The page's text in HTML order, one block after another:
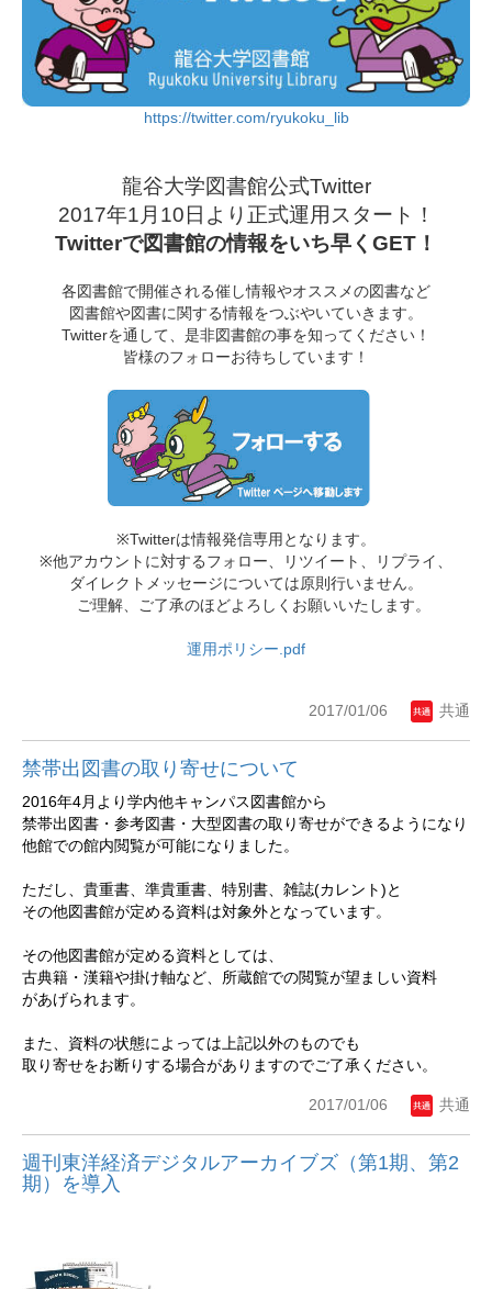
https://twitter.com/ryukoku_lib
龍谷大学図書館公式Twitter
2017年1月10日より正式運用スタート！
Twitterで図書館の情報をいち早くGET！
各図書館で開催される催し情報やオススメの図書など
図書館や図書に関する情報をつぶやいていきます。
Twitterを通して、是非図書館の事を知ってください！
皆様のフォローお待ちしています！
※Twitterは情報発信専用となります。
※他アカウントに対するフォロー、リツイート、リプライ、
ダイレクトメッセージについては原則行いません。
ご理解、ご了承のほどよろしくお願いいたします。
運用ポリシー.pdf
2017/01/06 共通
禁帯出図書の取り寄せについて
2016年4月より学内他キャンパス図書館から
禁帯出図書・参考図書・大型図書の取り寄せができるようになり
他館での館内閲覧が可能になりました。
ただし、貴重書、準貴重書、特別書、雑誌(カレント)と
その他図書館が定める資料は対象外となっています。
その他図書館が定める資料としては、
古典籍・漢籍や掛け軸など、所蔵館での閲覧が望ましい資料
があげられます。
また、資料の状態によっては上記以外のものでも
取り寄せをお断りする場合がありますのでご了承ください。
2017/01/06 共通
週刊東洋経済デジタルアーカイブズ（第1期、第2
期）を導入